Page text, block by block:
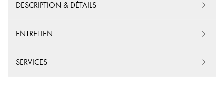
DESCRIPTION & DÉTAILS
ENTRETIEN
SERVICES